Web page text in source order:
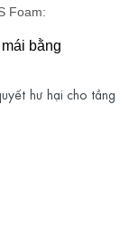
Foam:
bằng
hư hại cho tầng